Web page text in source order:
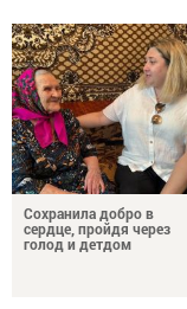
Сохранила добро в
сердце, пройдя через
голод и детдом